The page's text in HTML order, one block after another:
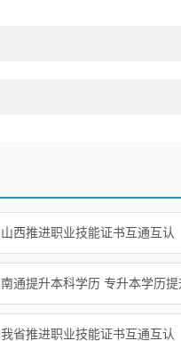
山西推进职业技能证书互通互认
南通提升本科学历 专升本学历
我省推进职业技能证书互通互认